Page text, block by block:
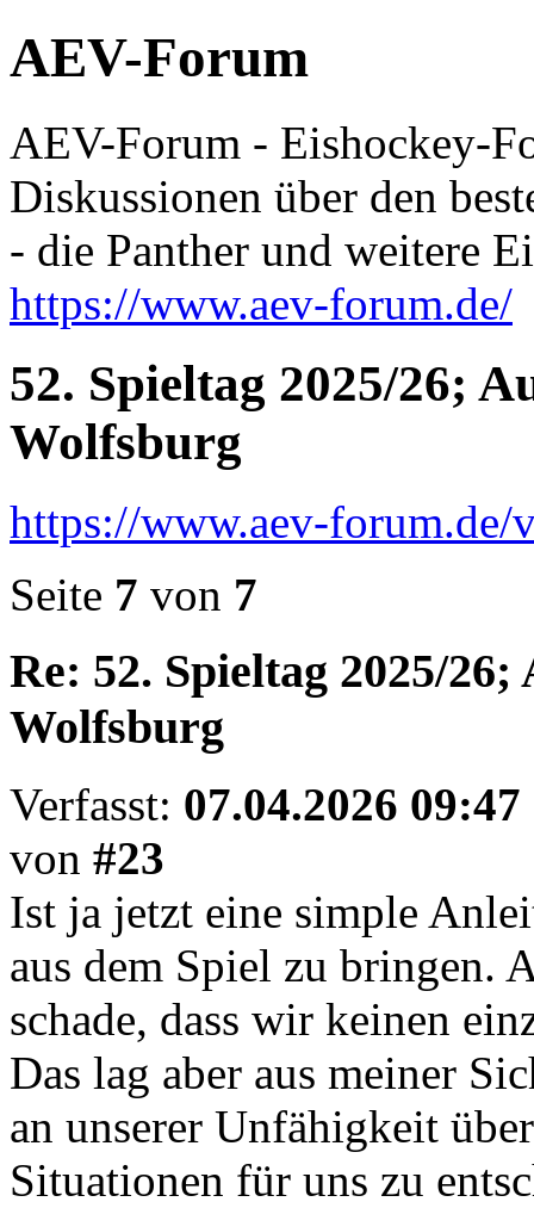
AEV-Forum
AEV-Forum - Eishockey-
Diskussionen über den
- die Panther und weitere
https://www.aev-forum.de/
52. Spieltag 2025/26;
Wolfsburg
https://www.aev-
Seite 7 von 7
Re: 52. Spieltag 2025/
Wolfsburg
Verfasst: 07.04.2026 09:47
von #23
Ist ja jetzt eine simple
aus dem Spiel zu bringen.
schade, dass wir keinen
Das lag aber aus meiner
an unserer Unfähigkeit
Situationen für uns zu